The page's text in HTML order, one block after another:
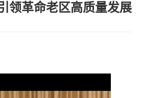
领革命老区高质量发展